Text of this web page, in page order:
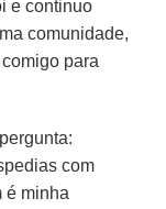
e continuo
comunidade,
para
com
é minha